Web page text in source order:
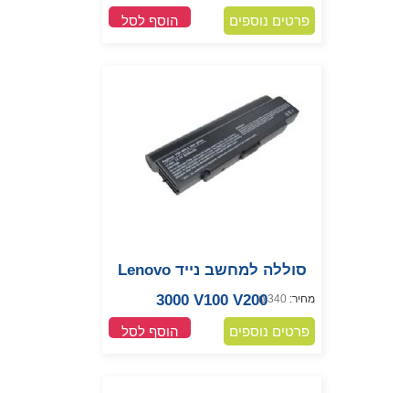
פרטים נוספים הוסף לסל
סוללה למחשב נייד Lenovo
3000 V100 V200
מחיר: ₪340
פרטים נוספים הוסף לסל